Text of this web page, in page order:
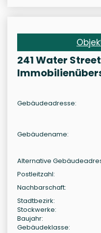
241 Water Street
Gebäudeadresse:
Gebäudename:
Alternative
Postleitzahl:
Nachbarschaft:
Stadtbezirk:
Stockwerke:
Baujahr:
Gebäudeklasse: